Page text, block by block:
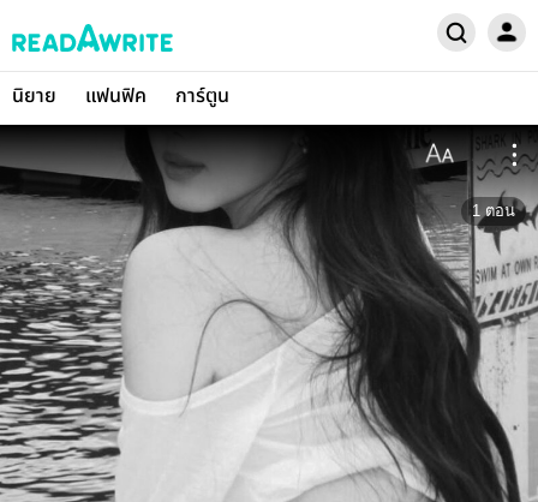
นิยาย แฟนฟิค การ์ตูน
1 ตอน